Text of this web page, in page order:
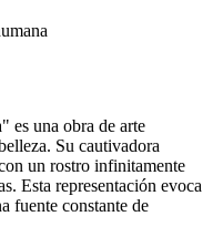
es una obra de arte
Su cautivadora
un rostro infinitamente
Esta representación evoca
fuente constante de